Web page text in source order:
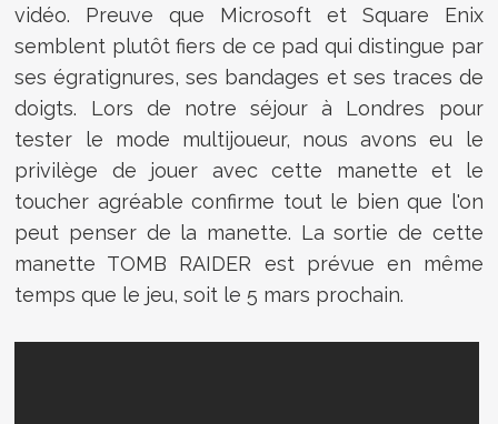
vidéo. Preuve que Microsoft et Square Enix
semblent plutôt fiers de ce pad qui distingue par
ses égratignures, ses bandages et ses traces de
doigts. Lors de notre séjour à Londres pour
tester le mode multijoueur, nous avons eu le
privilège de jouer avec cette manette et le
toucher agréable confirme tout le bien que l'on
peut penser de la manette. La sortie de cette
manette TOMB RAIDER est prévue en même
temps que le jeu, soit le 5 mars prochain.